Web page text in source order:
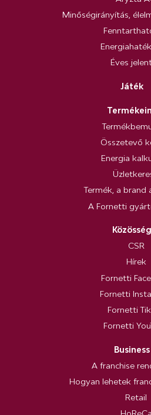
Minőségirányítás,
Éves
Játék
Összetevő
Energia
Termék, a brand
A Fornetti
Közösség
CSR
Hírek
Fornetti
Fornetti
Fornetti
Fornetti
Business
A franchise
Hogyan lehetek
Retail